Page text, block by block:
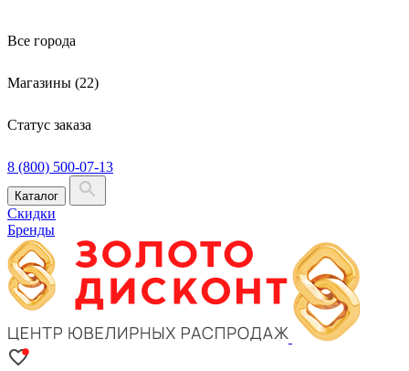
Все города
Магазины (22)
Статус заказа
8 (800) 500-07-13
Каталог
Скидки
Бренды